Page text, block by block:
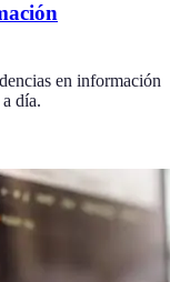
en información
día.